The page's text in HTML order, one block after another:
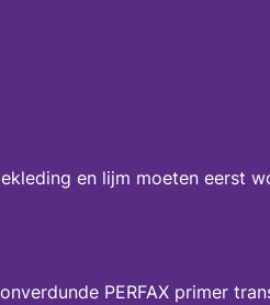
en lijm moeten eerst
PERFAX primer